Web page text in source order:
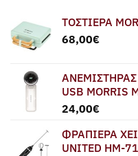
ΤΟΣΤΙΕΡΑ
68,00€
USB MORRIS
24,00€
ΦΡΑΠΙΕΡΑ
UNITED HM-